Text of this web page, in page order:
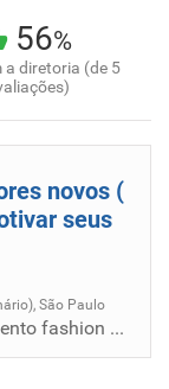
56%
a diretoria (de 5
novos (
seus
São Paulo
Empresa grande. Somente o departamento fashion faz valer o nome da empresa